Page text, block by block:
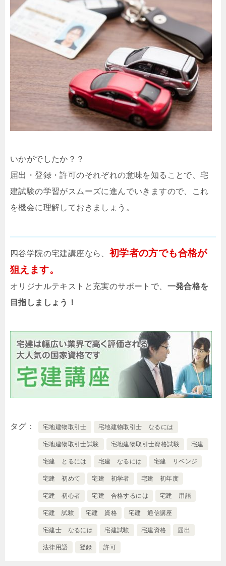
いかがでしたか？？
届出・登録・許可のそれぞれの意味を知ることで、宅
建試験の学習がスムーズに進んでいきますので、これ
を機会に理解しておきましょう。
四谷学院の宅建講座なら、 初学者の方でも合格が
狙えます。
オリジナルテキストと充実のサポートで、 一発合格を
目指しましょう！
タグ 宅地建物取引士 宅地建物取引士 なるには
宅地建物取引士試験 宅地建物取引士資格試験 宅建
宅建 とるには 宅建 なるには 宅建 リベンジ
宅建 初めて 宅建 初学者 宅建 初年度
宅建 初心者 宅建 合格するには 宅建 用語
宅建 試験 宅建 資格 宅建 通信講座
宅建士 なるには 宅建試験 宅建資格 届出
法律用語 登録 許可